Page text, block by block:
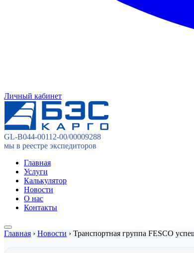
Личный кабинет
GL-B044-00112-00/00009288
мы в реестре экспедиторов
Главная
Услуги
Калькулятор
Новости
О нас
Контакты
Главная › Новости › Транспортная группа FESCO